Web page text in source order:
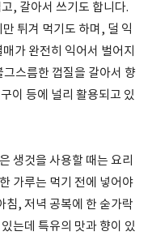
, 갈아서 쓰기도 합니다.
튀겨 먹기도 하며, 덜 익
가 완전히 익어서 벌어지
스름한 껍질을 갈아서 향
이 등에 널리 활용되고 있
생것을 사용할 때는 요리
가루는 먹기 전에 넣어야
침, 저녁 공복에 한 숟가락
는데 특유의 맛과 향이 있